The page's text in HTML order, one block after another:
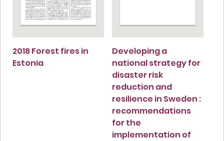
2018 Forest fires in
Estonia
Developing a
national strategy for
disaster risk
reduction and
resilience in Sweden :
recommendations
for the
implementation of